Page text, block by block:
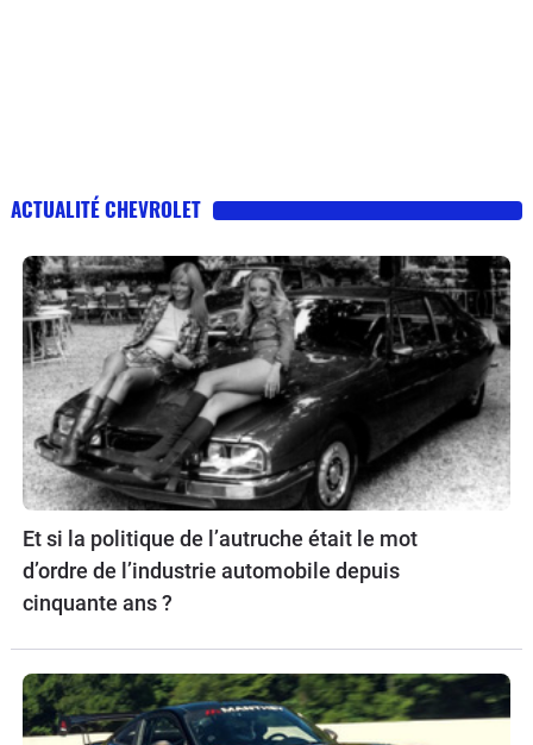
ACTUALITÉ CHEVROLET
Et si la politique de l’autruche était le mot
d’ordre de l’industrie automobile depuis
cinquante ans ?